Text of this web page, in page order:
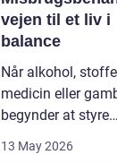
vejen til et liv i
balance
Når alkohol,
medicin eller
begynder at styre
ikke kun personen
13 May 2026